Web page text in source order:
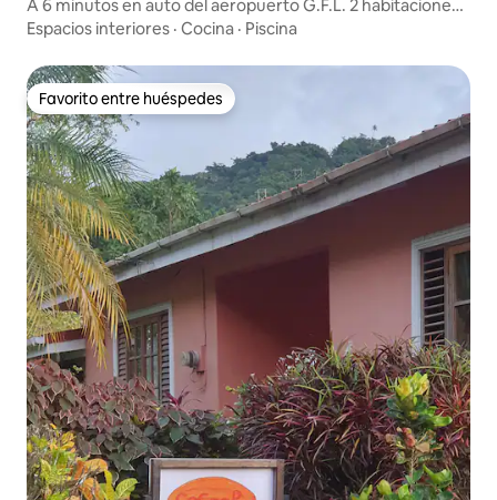
A 6 minutos en auto del aeropuerto G.F.L. 2 habitaciones
con cama tamaño queen
Espacios interiores · Cocina · Piscina
Favorito entre huéspedes
Favorito entre huéspedes